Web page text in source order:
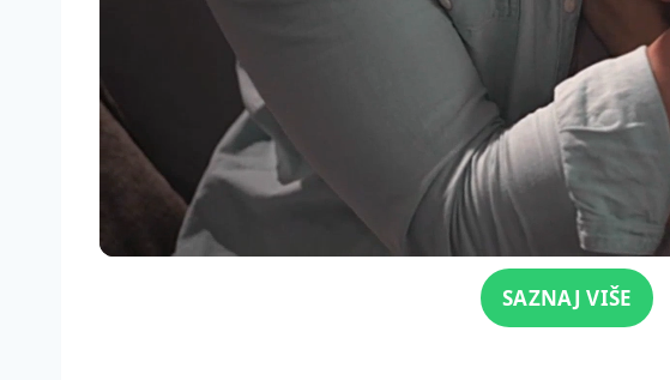
SAZNAJ VIŠE